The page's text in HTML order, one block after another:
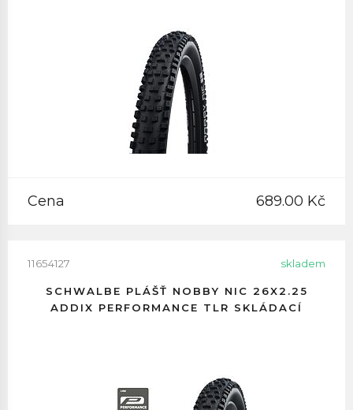
Cena 689.00 Kč
11654127 skladem
SCHWALBE PLÁŠŤ NOBBY NIC 26X2.25
ADDIX PERFORMANCE TLR SKLÁDACÍ